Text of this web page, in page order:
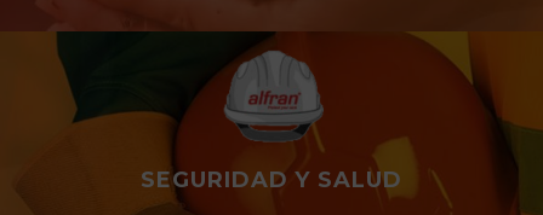
SEGURIDAD Y SALUD